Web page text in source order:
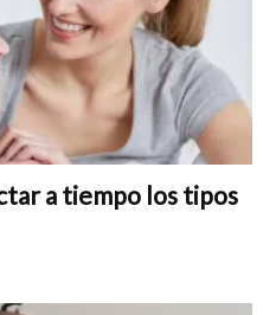
a tiempo los tipos